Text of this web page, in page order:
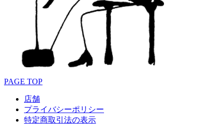
PAGE TOP
店舗
プライバシーポリシー
特定商取引法の表示